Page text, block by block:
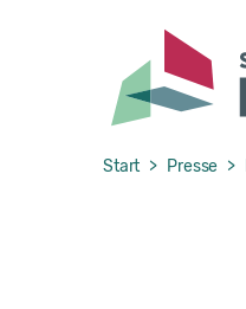
You are here:
Start Presse